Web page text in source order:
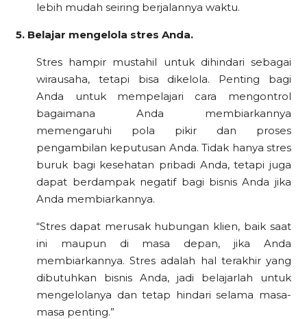
lebih mudah seiring berjalannya waktu.
5. Belajar mengelola stres Anda.
Stres hampir mustahil untuk dihindari sebagai
wirausaha, tetapi bisa dikelola. Penting bagi
Anda untuk mempelajari cara mengontrol
bagaimana Anda membiarkannya
memengaruhi pola pikir dan proses
pengambilan keputusan Anda. Tidak hanya stres
buruk bagi kesehatan pribadi Anda, tetapi juga
dapat berdampak negatif bagi bisnis Anda jika
Anda membiarkannya.
“Stres dapat merusak hubungan klien, baik saat
ini maupun di masa depan, jika Anda
membiarkannya. Stres adalah hal terakhir yang
dibutuhkan bisnis Anda, jadi belajarlah untuk
mengelolanya dan tetap hindari selama masa-
masa penting.”